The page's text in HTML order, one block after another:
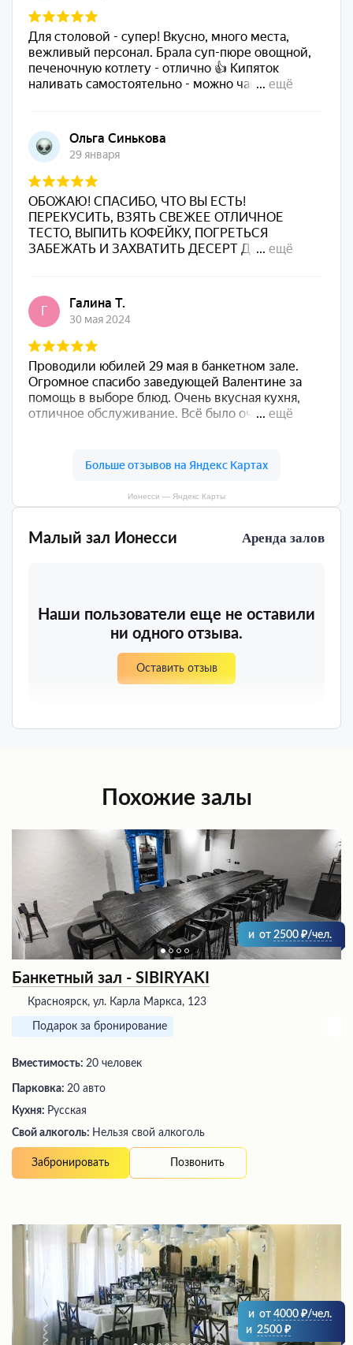
Малый зал Ионесси Аренда залов
Наши пользователи еще не оставили
ни одного отзыва.
Оставить отзыв
Ионесси — Яндекс Карты
Похожие залы
и от 2500 /чел.
Банкетный зал - SIBIRYAKI
Красноярск, ул. Карла Маркса, 123
Подарок за бронирование
Вместимость: 20 человек
Парковка: 20 авто
Кухня: Русская
Свой алкоголь: Нельзя свой алкоголь
Забронировать Позвонить
и от 4000
/чел.
и 2500